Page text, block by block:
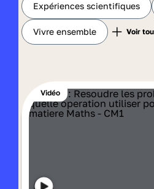
Expériences scientifiques
Vivre ensemble
Vidéo